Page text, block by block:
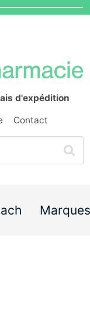
d'expédition
Contact
Marques